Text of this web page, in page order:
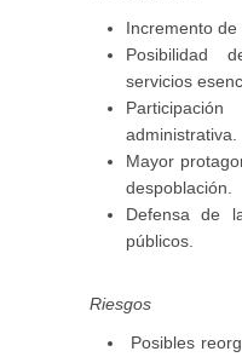
Incremento de
Posibilidad
servicios
administrativa.
Mayor
despoblación.
Defensa de
públicos.
Riesgos
Posibles